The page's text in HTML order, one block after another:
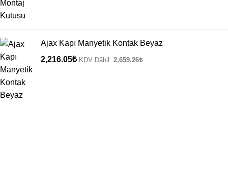
Ajax Kapı Manyetik Kontak Beyaz
2,216.05₺ KDV Dâhil: 2,659.26₺